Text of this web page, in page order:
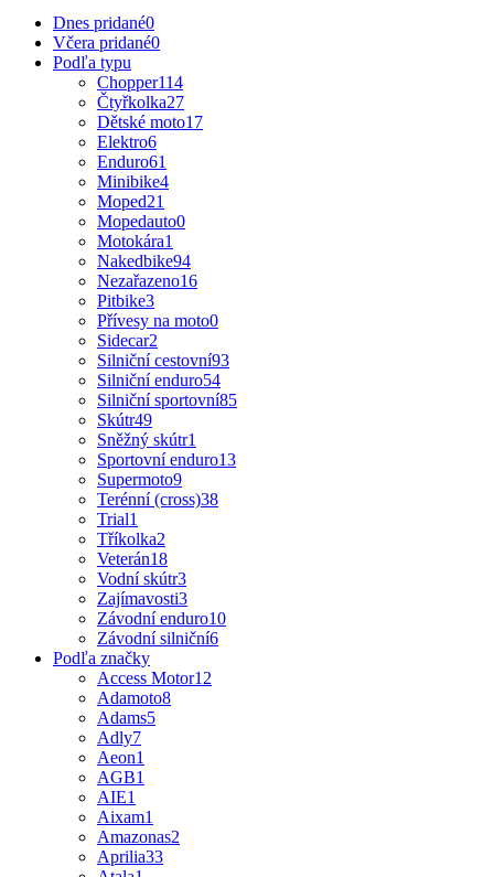
Dnes pridané0
Včera pridané0
Podľa typu
Chopper114
Čtyřkolka27
Dětské moto17
Elektro6
Enduro61
Minibike4
Moped21
Mopedauto0
Motokára1
Nakedbike94
Nezařazeno16
Pitbike3
Přívesy na moto0
Sidecar2
Silniční cestovní93
Silniční enduro54
Silniční sportovní85
Skútr49
Sněžný skútr1
Sportovní enduro13
Supermoto9
Terénní (cross)38
Trial1
Tříkolka2
Veterán18
Vodní skútr3
Zajímavosti3
Závodní enduro10
Závodní silniční6
Podľa značky
Access Motor12
Adamoto8
Adams5
Adly7
Aeon1
AGB1
AIE1
Aixam1
Amazonas2
Aprilia33